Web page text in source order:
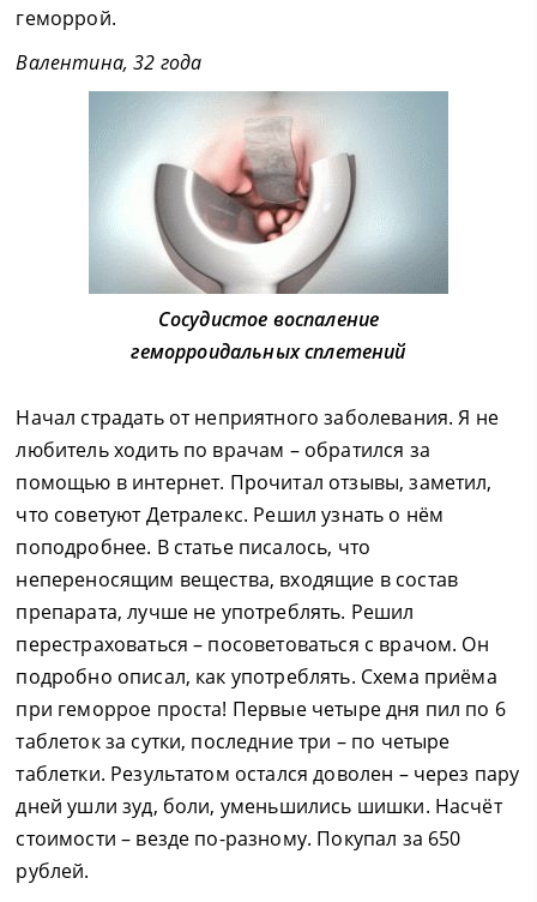
геморрой.
Валентина, 32 года
Сосудистое воспаление
геморроидальных сплетений
Начал страдать от неприятного заболевания. Я не
любитель ходить по врачам – обратился за
помощью в интернет. Прочитал отзывы, заметил,
что советуют Детралекс. Решил узнать о нём
поподробнее. В статье писалось, что
непереносящим вещества, входящие в состав
препарата, лучше не употреблять. Решил
перестраховаться – посоветоваться с врачом. Он
подробно описал, как употреблять. Схема приёма
при геморрое проста! Первые четыре дня пил по 6
таблеток за сутки, последние три – по четыре
таблетки. Результатом остался доволен – через пару
дней ушли зуд, боли, уменьшились шишки. Насчёт
стоимости – везде по-разному. Покупал за 650
рублей.